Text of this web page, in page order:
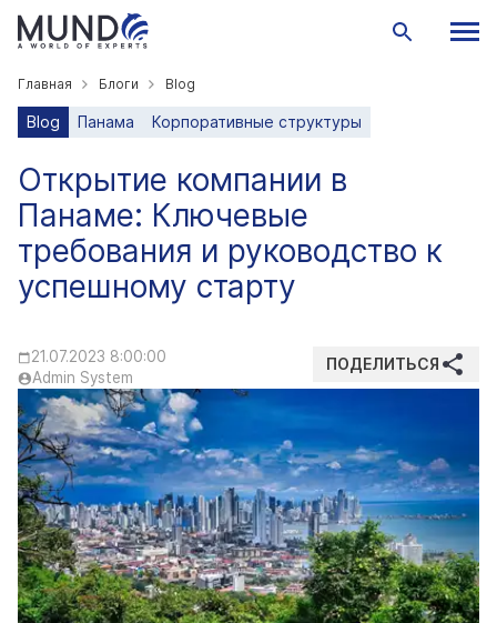
Главная Блоги Blog
Blog Панама Корпоративные структуры
Открытие компании в
Панаме: Ключевые
требования и руководство к
успешному старту
21.07.2023 8:00:00
Admin System
ПОДЕЛИТЬСЯ